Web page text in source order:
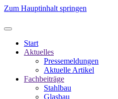
Zum Hauptinhalt springen
Start
Aktuelles
Pressemeldungen
Aktuelle Artikel
Fachbeiträge
Stahlbau
Glasbau